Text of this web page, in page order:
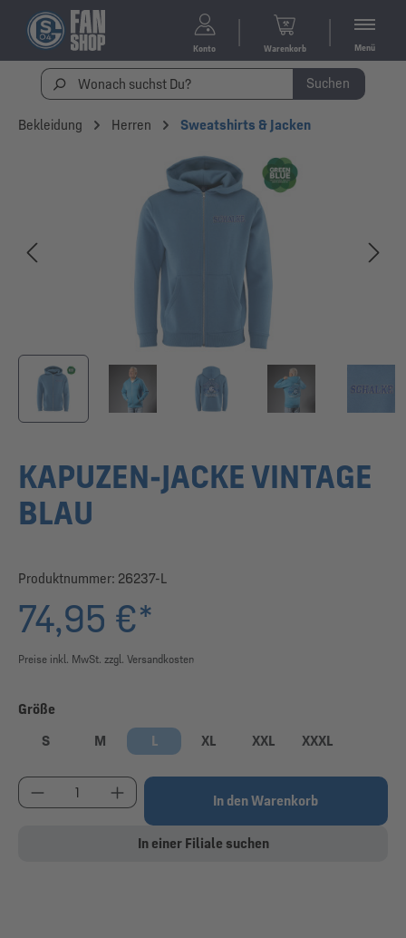
Konto Warenkorb Menü
Suchen
Bekleidung Herren Sweatshirts & Jacken
KAPUZEN-JACKE VINTAGE
BLAU
Produktnummer: 26237-L
74,95 €*
Preise inkl. MwSt. zzgl. Versandkosten
Größe
S
M L XL XXL XXXL
Produkt Anzahl: Gib den gewünschten Wert ein
In den Warenkorb
In einer Filiale suchen